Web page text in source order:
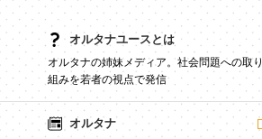
オルタナユースとは
オルタナの姉妹メディア。社会問題への取り
組みを若者の視点で発信
オルタナ